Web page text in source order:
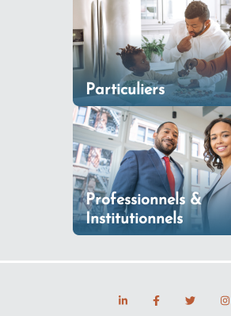
Particuliers
Professionnels &
Institutionnels